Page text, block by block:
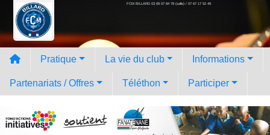
FCM BILLARD 03 69 07 84 78 (salle) / 07 67 17 52 49
Pratique La vie du club Informations
Partenariats / Offres Téléthon Participer
Panneau de gestion des cookies